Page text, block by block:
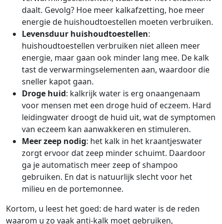
daalt. Gevolg? Hoe meer kalkafzetting, hoe meer
energie de huishoudtoestellen moeten verbruiken.
Levensduur huishoudtoestellen:
huishoudtoestellen verbruiken niet alleen meer
energie, maar gaan ook minder lang mee. De kalk
tast de verwarmingselementen aan, waardoor die
sneller kapot gaan.
Droge huid: kalkrijk water is erg onaangenaam
voor mensen met een droge huid of eczeem. Hard
leidingwater droogt de huid uit, wat de symptomen
van eczeem kan aanwakkeren en stimuleren.
Meer zeep nodig: het kalk in het kraantjeswater
zorgt ervoor dat zeep minder schuimt. Daardoor
ga je automatisch meer zeep of shampoo
gebruiken. En dat is natuurlijk slecht voor het
milieu en de portemonnee.
Kortom, u leest het goed: de hard water is de reden
waarom u zo vaak anti-kalk moet gebruiken,